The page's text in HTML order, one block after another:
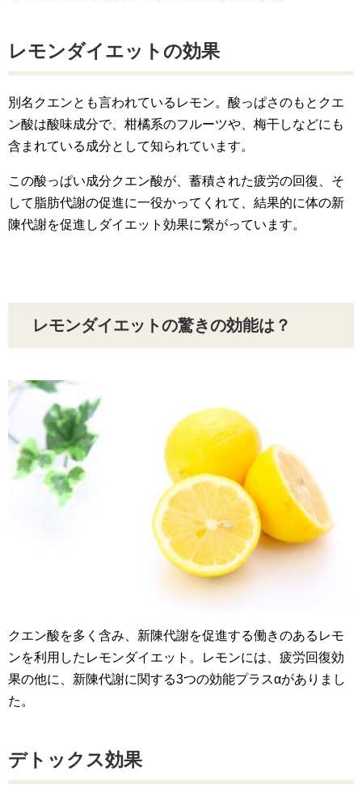
レモンダイエットの効果
別名クエンとも言われているレモン。酸っぱさのもとクエ
ン酸は酸味成分で、柑橘系のフルーツや、梅干しなどにも
含まれている成分として知られています。
この酸っぱい成分クエン酸が、蓄積された疲労の回復、そ
して脂肪代謝の促進に一役かってくれて、結果的に体の新
陳代謝を促進しダイエット効果に繋がっています。
レモンダイエットの驚きの効能は？
クエン酸を多く含み、新陳代謝を促進する働きのあるレモ
ンを利用したレモンダイエット。レモンには、疲労回復効
果の他に、新陳代謝に関する3つの効能プラスαがありまし
た。
デトックス効果